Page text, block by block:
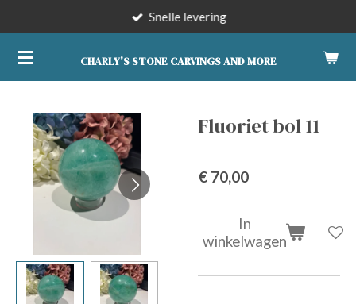
naar
de
CHARLY'S STONE CARVINGS AND MORE
Snelle levering
Fluoriet bol 11
€ 70,00
In
winkelwagen